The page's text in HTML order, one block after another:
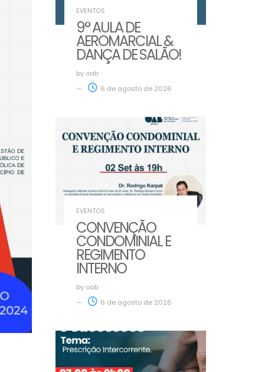
EVENTOS
9° AULA DE
AEROMARCIAL &
DANÇA DE SALÃO!
by oab
6 de agosto de 2026
EVENTOS
CONVENÇÃO
CONDOMINIAL E
REGIMENTO
INTERNO
by oab
6 de agosto de 2026